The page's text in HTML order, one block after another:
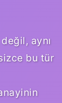
aynı
bu tür